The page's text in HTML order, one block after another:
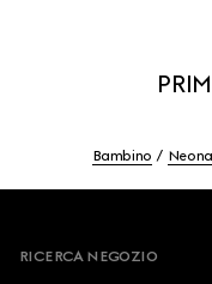
Bambino
RICERCA NEGOZIO